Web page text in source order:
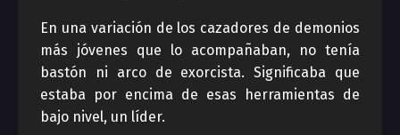
En una variación de los cazadores de demonios
más jóvenes que lo acompañaban, no tenía
bastón ni arco de exorcista. Significaba que
estaba por encima de esas herramientas de
bajo nivel, un líder.